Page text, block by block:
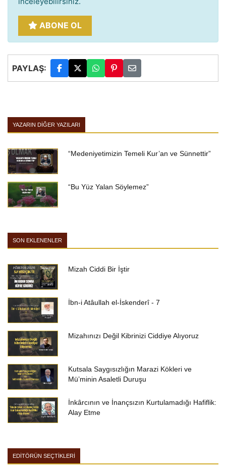
ABONE OL
PAYLAŞ:
YAZARIN DIĞER YAZILARI
“Medeniyetimizin Temeli Kur’an ve Sünnettir”
“Bu Yüz Yalan Söylemez”
SON EKLENENLER
Mizah Ciddi Bir İştir
İbn-i Atâullah el-İskenderî - 7
Mizahınızı Değil Kibrinizi Ciddiye Alıyoruz
Kutsala Saygısızlığın Marazi Kökleri ve
Mü’minin Asaletli Duruşu
İnkârcının ve İnançsızın Kurtulamadığı Hafiflik:
Alay Etme
EDİTÖRÜN SEÇTİKLERİ